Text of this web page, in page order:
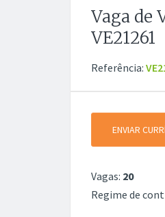
Vaga de
VE21261
Referência:
ENVIAR
Vagas: 20
Regime de